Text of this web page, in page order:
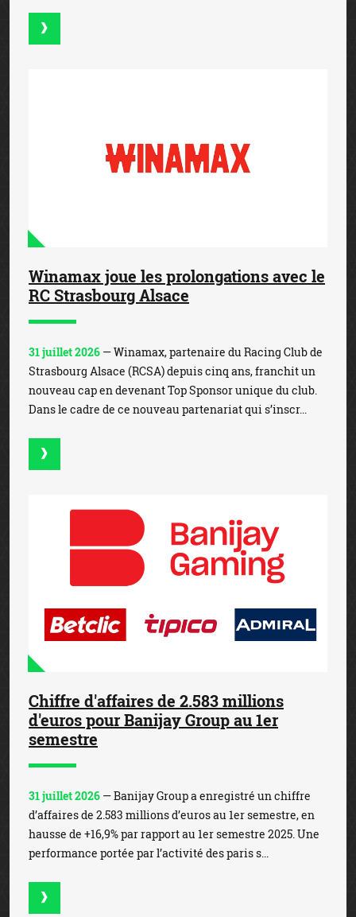
Winamax joue les prolongations avec le
RC Strasbourg Alsace
31 juillet 2026 — Winamax, partenaire du Racing Club de
Strasbourg Alsace (RCSA) depuis cinq ans, franchit un
nouveau cap en devenant Top Sponsor unique du club.
Dans le cadre de ce nouveau partenariat qui s’inscr...
Chiffre d'affaires de 2.583 millions
d'euros pour Banijay Group au 1er
semestre
31 juillet 2026 — Banijay Group a enregistré un chiffre
d’affaires de 2.583 millions d’euros au 1er semestre, en
hausse de +16,9% par rapport au 1er semestre 2025. Une
performance portée par l’activité des paris s...